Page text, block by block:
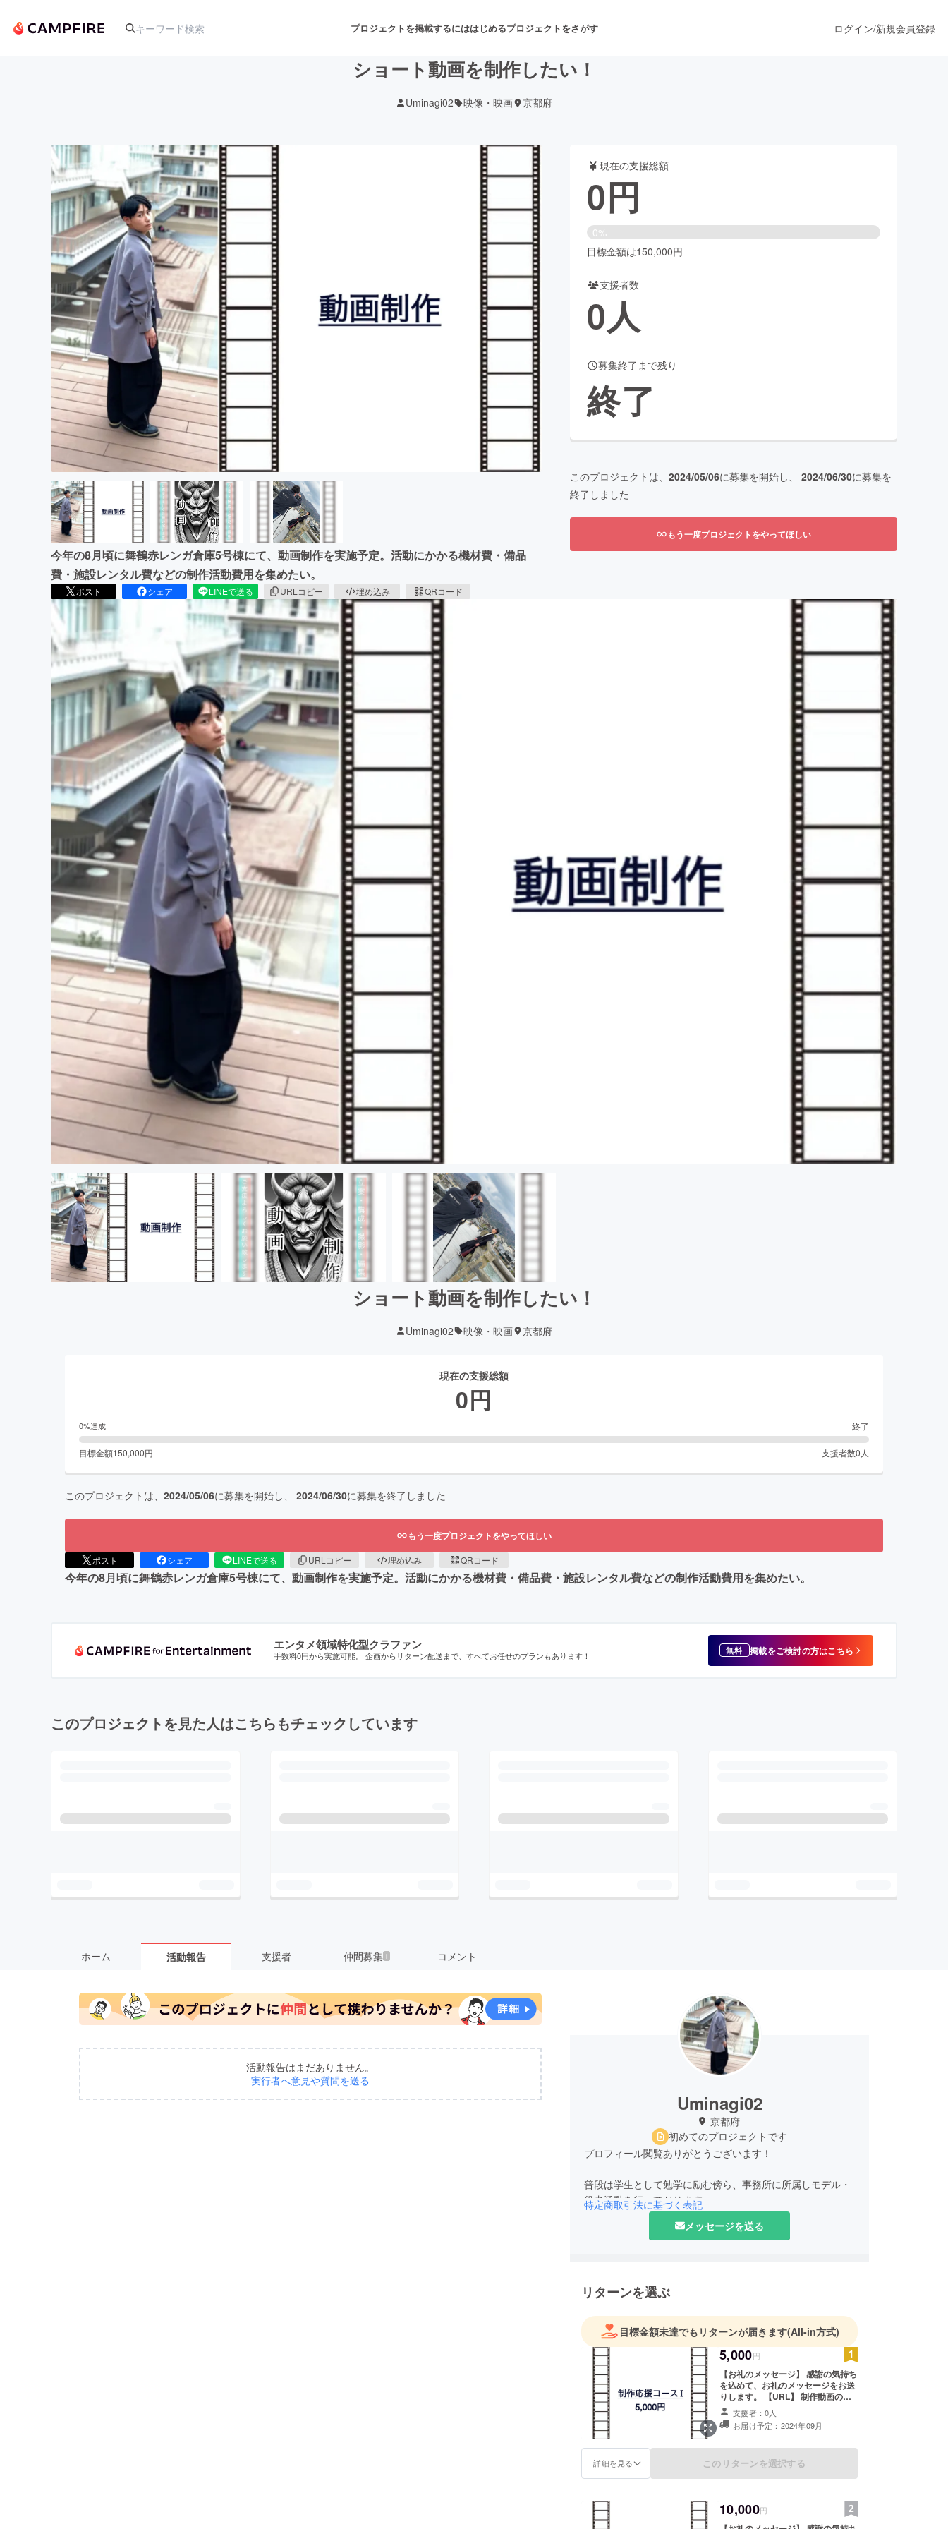
プロジェクトを掲載するにははじめるプロジェクトをさがす
アート・写真 舞台・パフォーマンス
テクノロジー・ガジェット フード・飲食店
映像・映画 アニメ・漫画
ビジネス・起業 ビューティー・ヘルスケア
まちづくり・地域活性化
CAMPFIRE for Social GoodCAMPFIRE Creation
machi-ya コミュニティ
ログイン/新規会員登録
ショート動画を制作したい！
Uminagi02 映像・映画 京都府
今年の8月頃に舞鶴赤レンガ倉庫5号棟にて、動画制作を実施予定。活動にかかる機材費・備品
費・施設レンタル費などの制作活動費用を集めたい。
ポスト シェア LINEで送る URLコピー 埋め込み QRコード
現在の支援総額
0円
0%
目標金額は150,000円
支援者数
0人
募集終了まで残り
終了
このプロジェクトは、 2024/05/06に募集を開始し、 2024/06/30に募集を
終了しました
もう一度プロジェクトをやってほしい
ショート動画を制作したい！
Uminagi02 映像・映画 京都府
現在の支援総額
0円
0%達成 終了
目標金額150,000円 支援者数0 人
このプロジェクトは、 2024/05/06に募集を開始し、 2024/06/30に募集を終了しました
もう一度プロジェクトをやってほしい
ポスト シェア LINEで送る URLコピー 埋め込み QRコード
今年の8月頃に舞鶴赤レンガ倉庫5号棟にて、動画制作を実施予定。活動にかかる機材費・備品費・施設レンタル費などの制作活動費用を集めたい。
エンタメ領域特化型クラファン
手数料0円から実施可能。 企画からリターン配送まで、すべてお任せのプランもあります！ 無料 掲載をご検討の方はこちら
このプロジェクトを見た人はこちらもチェックしています
ホーム 活動報告 支援者 仲間募集 1 コメント
活動報告はまだありません。
実行者へ意見や質問を送る
Uminagi02
京都府
初めてのプロジェクトです
プロフィール閲覧ありがとうございます！
普段は学生として勉学に励む傍ら、事務所に所属しモデル・
役者活動を行っております。
（現在はセーブし、学業優先）
特定商取引法に基づく表記
メッセージを送る
リターンを選ぶ
目標金額未達でもリターンが届きます(All-in方式)
5,000円
【お礼のメッセージ】 感謝の気持ち
を込めて、お礼のメッセージをお送
りします。 【URL】 制作動画の投
稿先URL送付 (有効期限：2024年11
月末まで)
支援者：0人
お届け予定：2024年09月
詳細を見る このリターンを選択する
10,000円